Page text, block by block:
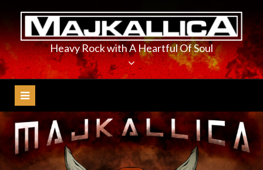
content
Heavy Rock with A Heartful Of Soul